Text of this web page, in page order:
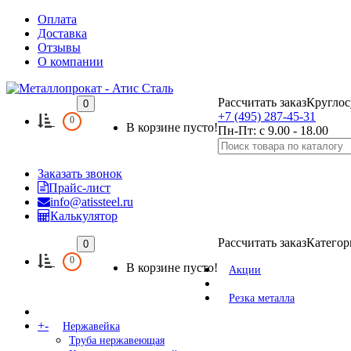
Оплата
Доставка
Отзывы
О компании
0
0
В корзине пусто!
Рассчитать заказ
+7 (495) 287-45-31
Пн-Пт: с 9.00 - 18.00
Заказать звонок
Прайс-лист
info@atissteel.ru
Калькулятор
0
0
В корзине пусто!
Рассчитать заказ
Акции
Резка металла
+-
Нержавейка
Труба нержавеющая